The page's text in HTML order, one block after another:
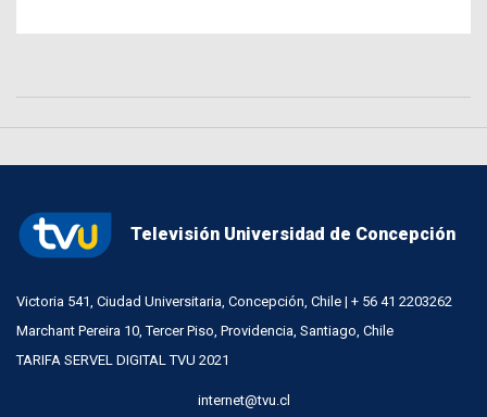
Televisión Universidad de Concepción
Victoria 541, Ciudad Universitaria, Concepción, Chile | + 56 41 2203262
Marchant Pereira 10, Tercer Piso, Providencia, Santiago, Chile
TARIFA SERVEL DIGITAL TVU 2021
internet@tvu.cl